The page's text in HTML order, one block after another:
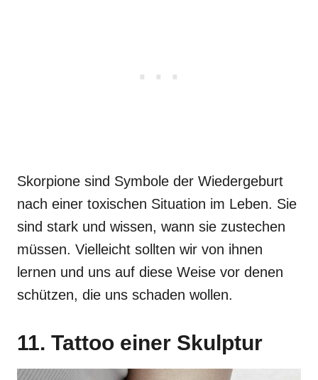
Skorpione sind Symbole der Wiedergeburt
nach einer toxischen Situation im Leben. Sie
sind stark und wissen, wann sie zustechen
müssen. Vielleicht sollten wir von ihnen
lernen und uns auf diese Weise vor denen
schützen, die uns schaden wollen.
11. Tattoo einer Skulptur